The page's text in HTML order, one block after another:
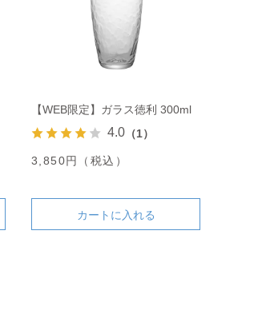
【WEB限定】ガラス徳利 300ml
4.0 （1）
3,850円（税込）
カートに入れる